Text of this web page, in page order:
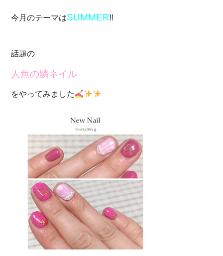
今月のテーマはSUMMER‼︎
話題の
人魚の鱗ネイル
をやってみました